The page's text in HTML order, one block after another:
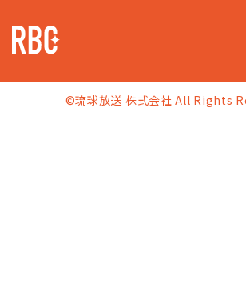
©琉球放送 株式会社 All Rights